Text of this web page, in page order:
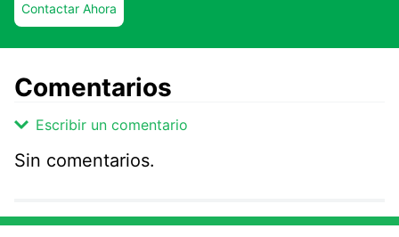
Contactar Ahora
Comentarios
Escribir un comentario
Sin comentarios.